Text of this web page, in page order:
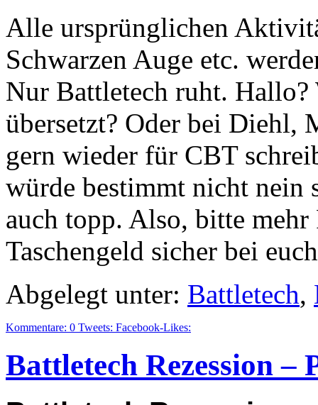
Alle ursprünglichen
Schwarzen Auge etc.
Nur Battletech ruht. Hallo?
übersetzt? Oder bei Diehl,
gern wieder für CBT
würde bestimmt nicht nein
auch topp. Also, bitte
Taschengeld sicher bei
Abgelegt unter: Battletech,
Kommentare: 0 Tweets: Facebook-Likes:
Battletech Rezession –